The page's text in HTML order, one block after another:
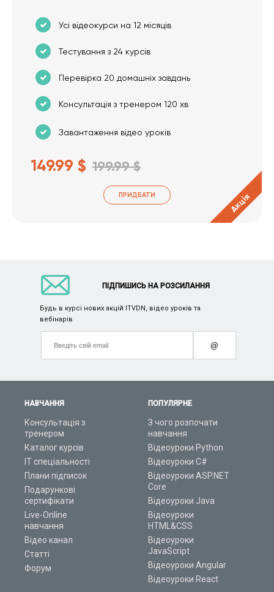
Усі відеокурси на 12 місяців
Тестування з 24 курсів
Перевірка 20 домашніх завдань
Консультація з тренером 120 хв
Завантаження відео уроків
149.99 $ 199.99 $
ПРИДБАТИ Акція
НАВЧАННЯ
Консультація з
тренером
Каталог курсів
ІТ спеціальності
Плани підписок
Подарункові
сертифікати
Live-Online
навчання
Відео канал
Статті
Форум
ПОПУЛЯРНЕ
З чого розпочати
навчання
Відеоуроки Python
Відеоуроки C#
Відеоуроки ASP.NET
Core
Відеоуроки Java
Відеоуроки
HTML&CSS
Відеоуроки
JavaScript
Відеоуроки Angular
Відеоуроки React
ПІДПИШИСЬ НА РОЗСИЛАННЯ
Будь в курсі нових акцій ITVDN, відео уроків та
вебінарів
@